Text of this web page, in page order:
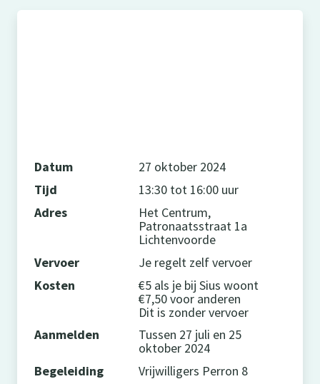
Datum
27 oktober 2024
Tijd
13:30 tot 16:00 uur
Adres
Het Centrum,
Patronaatsstraat 1a
Lichtenvoorde
Vervoer
Je regelt zelf vervoer
Kosten
€5 als je bij Sius woont
€7,50 voor anderen
Dit is zonder vervoer
Aanmelden
Tussen 27 juli en 25
oktober 2024
Begeleiding
Vrijwilligers Perron 8